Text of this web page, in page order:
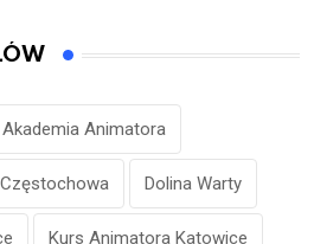
Akademia Animatora
Częstochowa Dolina Warty
Kurs Animatora Katowice